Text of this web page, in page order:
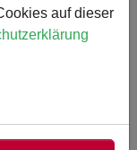
auf dieser